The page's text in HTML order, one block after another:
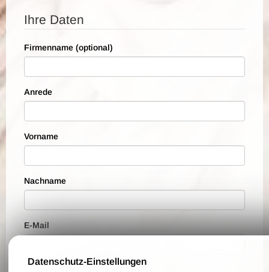
Ihre Daten
Firmenname (optional)
Anrede
Vorname
Nachname
E-Mail
Datenschutz-Einstellungen